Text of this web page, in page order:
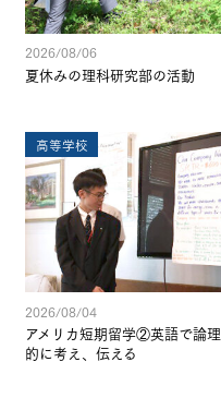
2026/08/06
夏休みの理科研究部の活動
高等学校
2026/08/04
アメリカ短期留学②英語で論理
的に考え、伝える